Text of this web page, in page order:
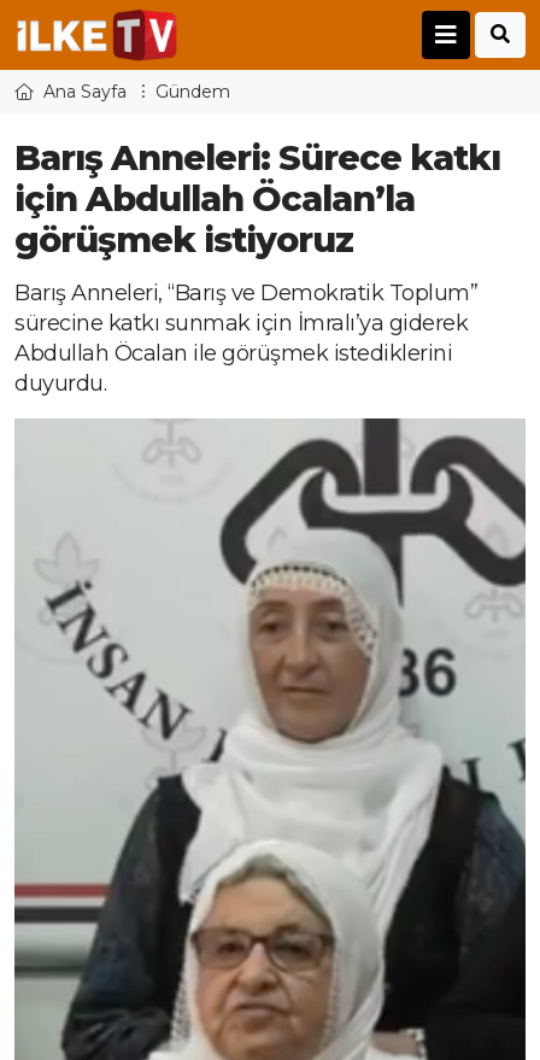
Ana Sayfa Gündem
Barış Anneleri: Sürece katkı
için Abdullah Öcalan’la
görüşmek istiyoruz
Barış Anneleri, “Barış ve Demokratik Toplum”
sürecine katkı sunmak için İmralı’ya giderek
Abdullah Öcalan ile görüşmek istediklerini
duyurdu.